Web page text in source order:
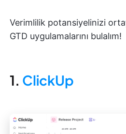
Verimlilik potansiyelinizi
GTD uygulamalarını bulalım!
1. ClickUp